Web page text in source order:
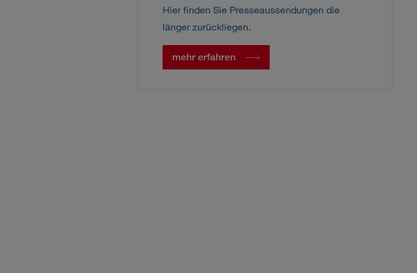
Hier finden Sie Presseaussendungen die
länger zurückliegen.
mehr erfahren